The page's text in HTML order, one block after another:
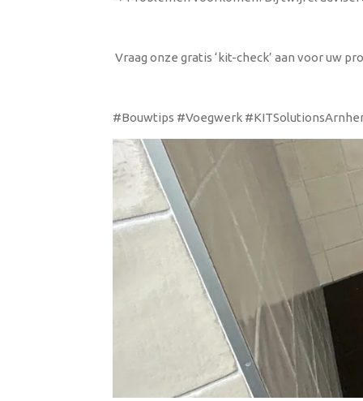
Vraag onze gratis ‘kit-check’ aan voor uw
#Bouwtips #Voegwerk